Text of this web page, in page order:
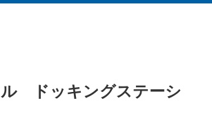
ドッキングステーシ